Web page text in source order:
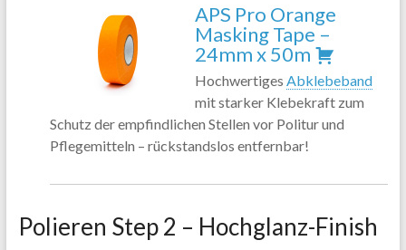
APS Pro Orange
Masking Tape –
24mm x 50m
Hochwertiges Abklebeband
mit starker Klebekraft zum
Schutz der empfindlichen Stellen vor Politur und
Pflegemitteln – rückstandslos entfernbar!
Polieren Step 2 – Hochglanz-Finish